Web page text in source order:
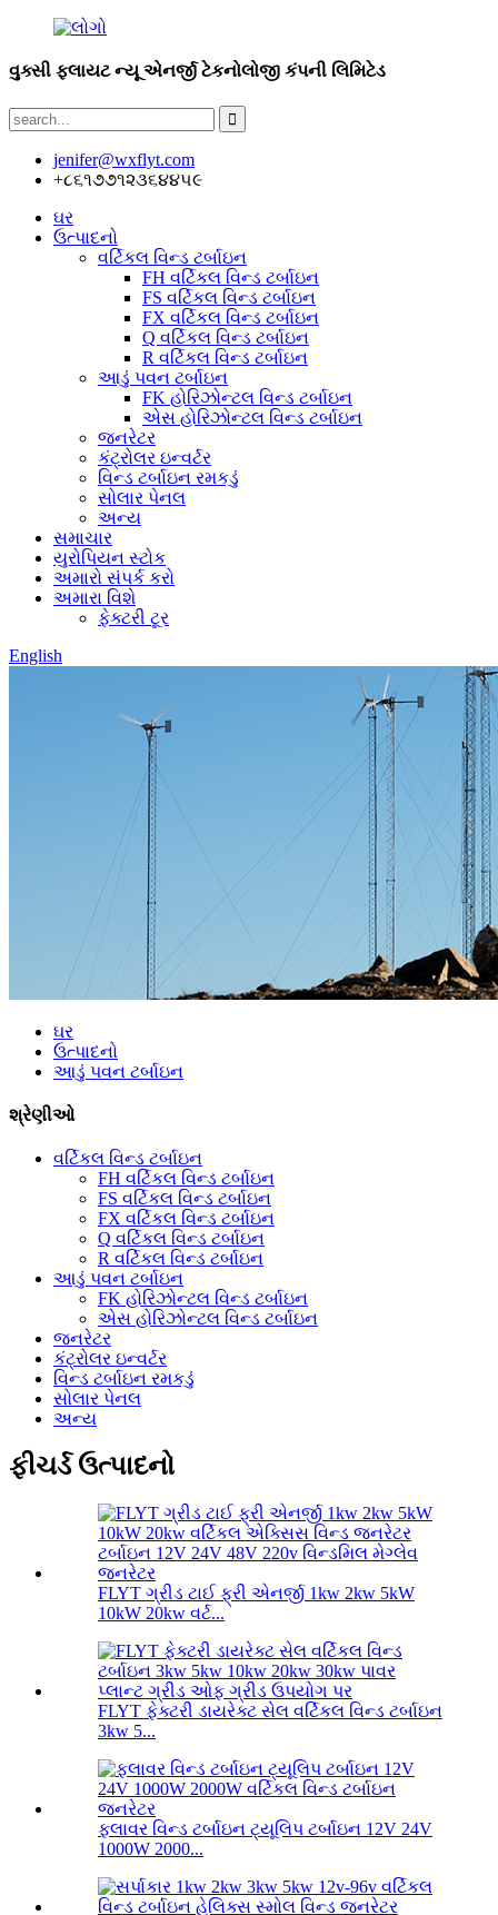
વુક્સી ફ્લાયટ ન્યૂ એનર્જી ટેકનોલોજી કંપની લિમિટેડ
jenifer@wxflyt.com
+૮૬૧૭૭૧૨૩૬૪૪૫૯
ઘર
ઉત્પાદનો
વર્ટિકલ વિન્ડ ટર્બાઇન
FH વર્ટિકલ વિન્ડ ટર્બાઇન
FS વર્ટિકલ વિન્ડ ટર્બાઇન
FX વર્ટિકલ વિન્ડ ટર્બાઇન
Q વર્ટિકલ વિન્ડ ટર્બાઇન
R વર્ટિકલ વિન્ડ ટર્બાઇન
આડું પવન ટર્બાઇન
FK હોરિઝોન્ટલ વિન્ડ ટર્બાઇન
એસ હોરિઝોન્ટલ વિન્ડ ટર્બાઇન
જનરેટર
કંટ્રોલર ઇન્વર્ટર
વિન્ડ ટર્બાઇન રમકડું
સોલાર પેનલ
અન્ય
સમાચાર
યુરોપિયન સ્ટોક
અમારો સંપર્ક કરો
અમારા વિશે
ફેક્ટરી ટૂર
English
ઘર
ઉત્પાદનો
આડું પવન ટર્બાઇન
શ્રેણીઓ
વર્ટિકલ વિન્ડ ટર્બાઇન
FH વર્ટિકલ વિન્ડ ટર્બાઇન
FS વર્ટિકલ વિન્ડ ટર્બાઇન
FX વર્ટિકલ વિન્ડ ટર્બાઇન
Q વર્ટિકલ વિન્ડ ટર્બાઇન
R વર્ટિકલ વિન્ડ ટર્બાઇન
આડું પવન ટર્બાઇન
FK હોરિઝોન્ટલ વિન્ડ ટર્બાઇન
એસ હોરિઝોન્ટલ વિન્ડ ટર્બાઇન
જનરેટર
કંટ્રોલર ઇન્વર્ટર
વિન્ડ ટર્બાઇન રમકડું
સોલાર પેનલ
અન્ય
ફીચર્ડ ઉત્પાદનો
FLYT ગ્રીડ ટાઈ ફ્રી એનર્જી 1kw 2kw 5kW
10kW 20kw વર્ટ...
FLYT ફેક્ટરી ડાયરેક્ટ સેલ વર્ટિકલ વિન્ડ ટર્બાઇન
3kw 5...
ફ્લાવર વિન્ડ ટર્બાઇન ટ્યૂલિપ ટર્બાઇન 12V 24V
1000W 2000...